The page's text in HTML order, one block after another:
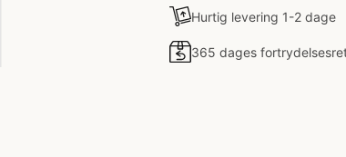
Hurtig levering 1-2 dage
365 dages